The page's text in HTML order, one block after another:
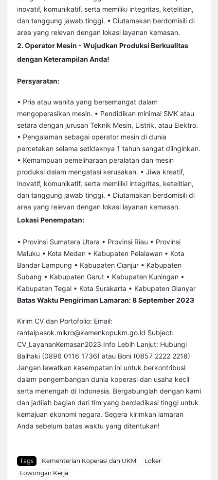
inovatif, komunikatif, serta memiliki integritas, ketelitian,
dan tanggung jawab tinggi. • Diutamakan berdomisili di
area yang relevan dengan lokasi layanan kemasan.
2. Operator Mesin - Wujudkan Produksi Berkualitas
dengan Keterampilan Anda!
Persyaratan:
• Pria atau wanita yang bersemangat dalam
mengoperasikan mesin. • Pendidikan minimal SMK atau
setara dengan jurusan Teknik Mesin, Listrik, atau Elektro.
• Pengalaman sebagai operator mesin di dunia
percetakan selama setidaknya 1 tahun sangat diinginkan.
• Kemampuan pemeliharaan peralatan dan mesin
produksi dalam mengatasi kerusakan. • Jiwa kreatif,
inovatif, komunikatif, serta memiliki integritas, ketelitian,
dan tanggung jawab tinggi. • Diutamakan berdomisili di
area yang relevan dengan lokasi layanan kemasan.
Lokasi Penempatan:
• Provinsi Sumatera Utara • Provinsi Riau • Provinsi
Maluku • Kota Medan • Kabupaten Pelalawan • Kota
Bandar Lampung • Kabupaten Cianjur • Kabupaten
Subang • Kabupaten Garut • Kabupaten Kuningan •
Kabupaten Tegal • Kota Surakarta • Kabupaten Gianyar
Batas Waktu Pengiriman Lamaran: 8 September 2023
Kirim CV dan Portofolio: Email:
rantaipasok.mikro@kemenkopukm.go.id Subject:
CV_LayananKemasan2023 Info Lebih Lanjut: Hubungi
Baihaki (0896 0116 1736) atau Boni (0857 2222 2218)
Jangan lewatkan kesempatan ini untuk berkontribusi
dalam pengembangan dunia koperasi dan usaha kecil
serta menengah di Indonesia. Bergabunglah dengan kami
dan jadilah bagian dari tim yang berdedikasi tinggi untuk
kemajuan ekonomi negara. Segera kirimkan lamaran
Anda sebelum batas waktu yang ditentukan!
Tags Kementerian Koperasi dan UKM
Loker
Lowongan Kerja